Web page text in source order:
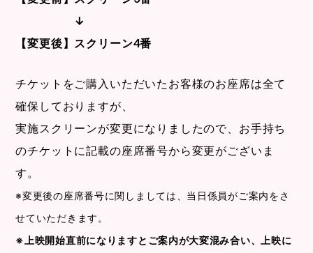
↓
【変更後】スクリーン4番
チケットをご購入いただいたお客様のお座席は全て
確保しておりますが、
実施スクリーンが変更になりましたので、お手持ち
のチケットに記載の座席番号から変更がございま
す。
※変更後の座席番号に関しましては、当日係員がご案内をさ
せていただきます。
※上映開始直前になりますとご案内が大変混み合い、上映に